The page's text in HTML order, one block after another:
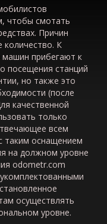
чтобы смотать
Причин
количество. К
машин прибегают к
посещения станций
но также это
(после
качественной
только
всем
таким оснащением
на должном уровне
odometr.com
осуществлять
уровне.